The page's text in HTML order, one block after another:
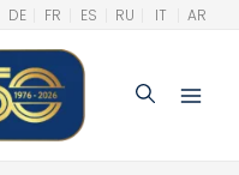
DE FR ES RU IT AR
Buscar